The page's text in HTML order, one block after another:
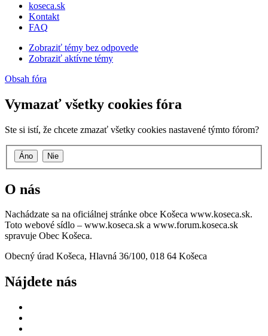
koseca.sk
Kontakt
FAQ
Zobraziť témy bez odpovede
Zobraziť aktívne témy
Obsah fóra
Vymazať všetky cookies fóra
Ste si istí, že chcete zmazať všetky cookies nastavené týmto fórom?
O nás
Nachádzate sa na oficiálnej stránke obce Košeca www.koseca.sk.
Toto webové sídlo – www.koseca.sk a www.forum.koseca.sk
spravuje Obec Košeca.
Obecný úrad Košeca, Hlavná 36/100, 018 64 Košeca
Nájdete nás